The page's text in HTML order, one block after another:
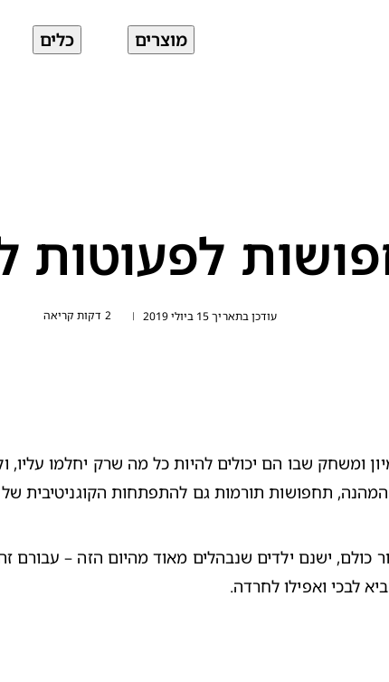
מוצרים כלים
לפעוטות
עודכן בתאריך 15 ביולי 2019 | 2 דקות קריאה
תחפושות תורמות גם להתפתחות הקוגניטיבית של
לבכי ואפילו לחרדה.